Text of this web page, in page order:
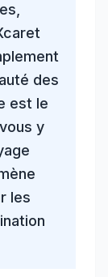
des
est le
y
les